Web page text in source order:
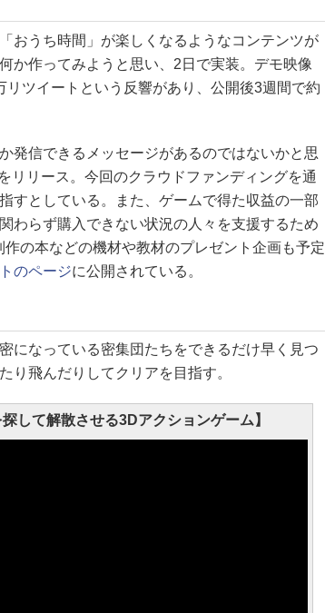
おうち時間」が楽しくなるようなコンテンツが
か作ってみようと思い、2日で実装。デモ映像
リツイートという反響があり、公開後3週間で約
発信できるメッセージがあるのではないかと思
リリース。今回のクラウドファンディングを通
すとしている。また、ゲームで得た収益の一部
わらず購入できない状況の人々を支援するため
の本などの機材や教材のプレゼント企画も予定
のページに公開されている。
になっている密集団たちをできるだけ早く見つ
り飛んだりしてクリアを目指す。
して解散させる3Dアクションゲーム】